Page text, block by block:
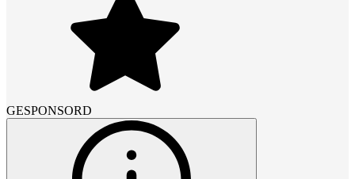
GESPONSORD